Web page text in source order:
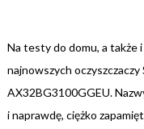
Na testy do domu, a także
najnowszych
AX32BG3100GGEU.
i naprawdę, ciężko